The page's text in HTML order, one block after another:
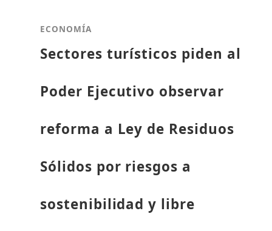
ECONOMÍA
Sectores turísticos piden al
Poder Ejecutivo observar
reforma a Ley de Residuos
Sólidos por riesgos a
sostenibilidad y libre